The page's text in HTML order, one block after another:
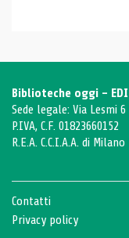
Biblioteche oggi -
Sede legale: Via Lesmi
P.IVA, C.F. 01823660152
R.E.A. C.C.I.A.A. di
Contatti
Privacy policy